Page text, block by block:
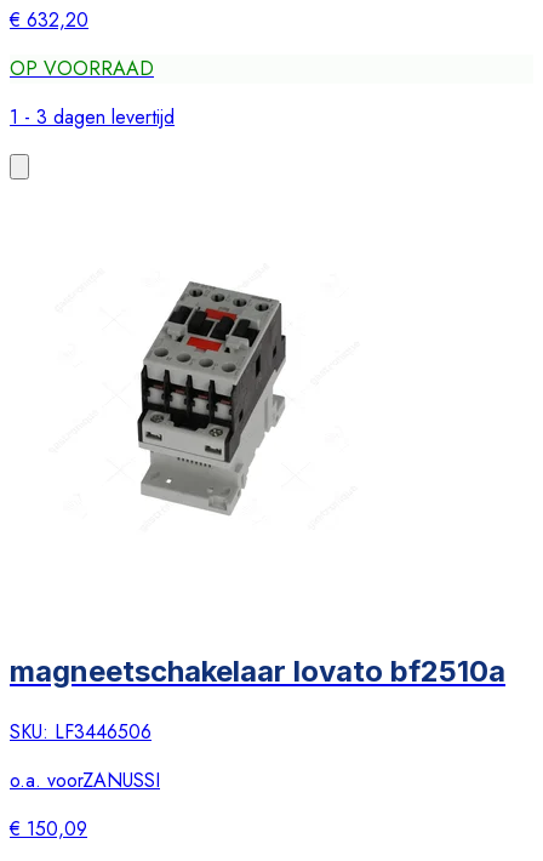
€ 632,20
OP VOORRAAD
1 - 3 dagen levertijd
magneetschakelaar lovato bf2510a
SKU: LF3446506
o.a. voorZANUSSI
€ 150,09